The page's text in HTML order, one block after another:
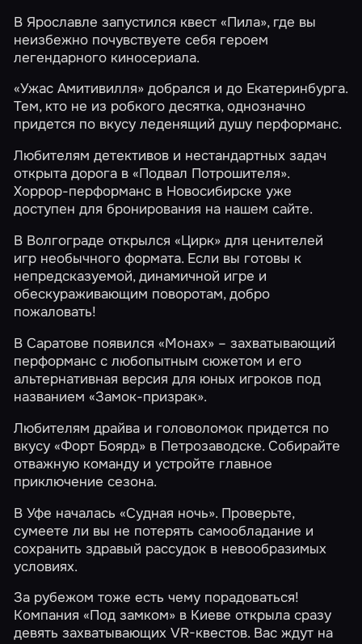
В Ярославле запустился квест«Пила», где вы
неизбежно почувствуете себя героем
легендарного киносериала.
«Ужас Амитивилля» добрался и до Екатеринбурга.
Тем, кто не из робкого десятка, однозначно
придется по вкусу леденящий душу перформанс.
Любителям детективов и нестандартных задач
открыта дорога в«Подвал Потрошителя».
Хоррор-перформанс в Новосибирске уже
доступен для бронирования на нашем сайте.
В Волгограде открылся«Цирк» для ценителей
игр необычного формата. Если вы готовы к
непредсказуемой, динамичной игре и
обескураживающим поворотам, добро
пожаловать!
В Саратове появился«Монах» – захватывающий
перформанс с любопытным сюжетом и его
альтернативная версия для юных игроков под
названием«Замок-призрак».
Любителям драйва и головоломок придется по
вкусу«Форт Боярд» в Петрозаводске. Собирайте
отважную команду и устройте главное
приключение сезона.
В Уфе началась«Судная ночь». Проверьте,
сумеете ли вы не потерять самообладание и
сохранить здравый рассудок в невообразимых
условиях.
За рубежом тоже есть чему порадоваться!
Компания «Под замком» в Киеве открыла сразу
девять захватывающих VR-квестов. Вас ждут на